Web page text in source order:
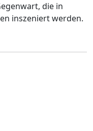
die in
inszeniert werden.